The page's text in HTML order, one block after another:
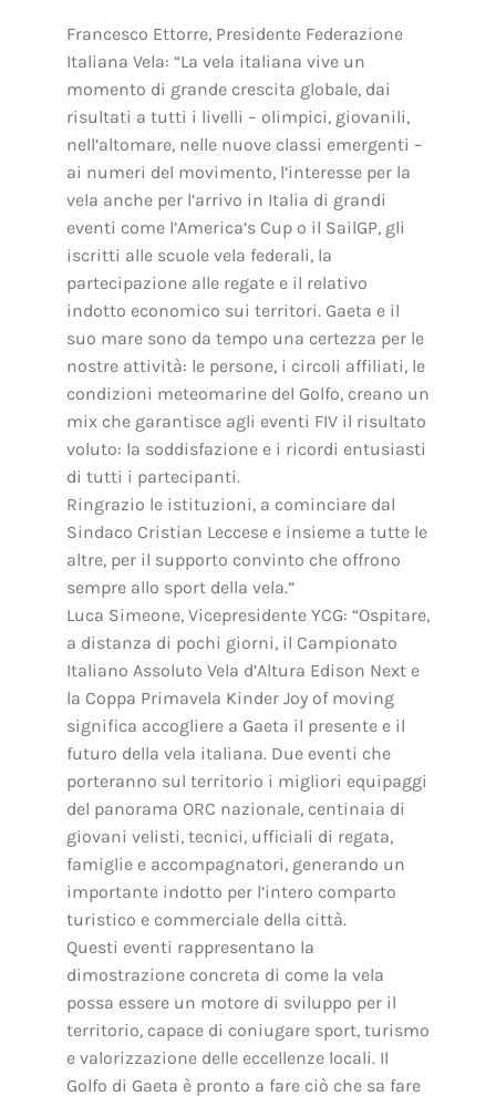
Francesco Ettorre, Presidente Federazione
Italiana Vela: “La vela italiana vive un
momento di grande crescita globale, dai
risultati a tutti i livelli – olimpici, giovanili,
nell’altomare, nelle nuove classi emergenti –
ai numeri del movimento, l’interesse per la
vela anche per l’arrivo in Italia di grandi
eventi come l’America’s Cup o il SailGP, gli
iscritti alle scuole vela federali, la
partecipazione alle regate e il relativo
indotto economico sui territori. Gaeta e il
suo mare sono da tempo una certezza per le
nostre attività: le persone, i circoli affiliati, le
condizioni meteomarine del Golfo, creano un
mix che garantisce agli eventi FIV il risultato
voluto: la soddisfazione e i ricordi entusiasti
di tutti i partecipanti.
Ringrazio le istituzioni, a cominciare dal
Sindaco Cristian Leccese e insieme a tutte le
altre, per il supporto convinto che offrono
sempre allo sport della vela.”
Luca Simeone, Vicepresidente YCG: “Ospitare,
a distanza di pochi giorni, il Campionato
Italiano Assoluto Vela d’Altura Edison Next e
la Coppa Primavela Kinder Joy of moving
significa accogliere a Gaeta il presente e il
futuro della vela italiana. Due eventi che
porteranno sul territorio i migliori equipaggi
del panorama ORC nazionale, centinaia di
giovani velisti, tecnici, ufficiali di regata,
famiglie e accompagnatori, generando un
importante indotto per l’intero comparto
turistico e commerciale della città.
Questi eventi rappresentano la
dimostrazione concreta di come la vela
possa essere un motore di sviluppo per il
territorio, capace di coniugare sport, turismo
e valorizzazione delle eccellenze locali. Il
Golfo di Gaeta è pronto a fare ciò che sa fare